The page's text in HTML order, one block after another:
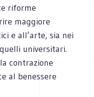
riforme
maggiore
e all’arte, sia nei
universitari.
contrazione
al benessere